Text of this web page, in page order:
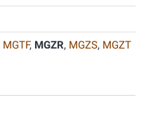
MGTF, MGZR, MGZS, MGZT